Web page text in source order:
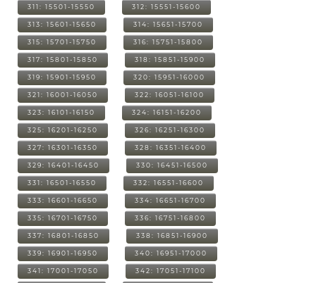
311: 15501-15550 312: 15551-15600
313: 15601-15650 314: 15651-15700
315: 15701-15750 316: 15751-15800
317: 15801-15850 318: 15851-15900
319: 15901-15950 320: 15951-16000
321: 16001-16050 322: 16051-16100
323: 16101-16150 324: 16151-16200
325: 16201-16250 326: 16251-16300
327: 16301-16350 328: 16351-16400
329: 16401-16450 330: 16451-16500
331: 16501-16550 332: 16551-16600
333: 16601-16650 334: 16651-16700
335: 16701-16750 336: 16751-16800
337: 16801-16850 338: 16851-16900
339: 16901-16950 340: 16951-17000
341: 17001-17050 342: 17051-17100